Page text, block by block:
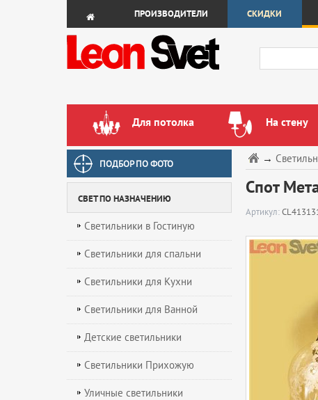
ПРОИЗВОДИТЕЛИ СКИДКИ
Для потолка На стену
ПОДБОР ПО ФОТО
СВЕТ ПО НАЗНАЧЕНИЮ
Светильники в Гостиную
Светильники для спальни
Светильники для Кухни
Светильники для Ванной
Детские светильники
Светильники Прихожую
Уличные светильники
→
Спот
Артикул: